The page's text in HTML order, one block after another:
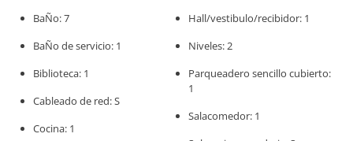
BaÑo: 7
BaÑo de servicio: 1
Biblioteca: 1
Cableado de red: S
Cocina: 1
Hall/vestibulo/recibidor: 1
Niveles: 2
Parqueadero sencillo cubierto:
1
Salacomedor: 1